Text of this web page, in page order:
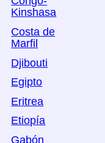
Kinshasa
Costa de
Marfil
Djibouti
Egipto
Eritrea
Etiopía
Gabón